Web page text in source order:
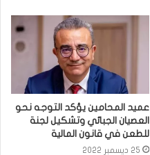
عميد المحامين يؤكد التوجه نحو
العصيان الجبائي وتشكيل لجنة
للطعن في قانون المالية
25 ديسمبر 2022